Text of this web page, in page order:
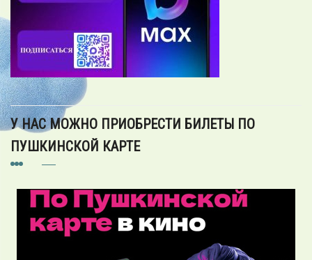
У НАС МОЖНО ПРИОБРЕСТИ БИЛЕТЫ ПО
ПУШКИНСКОЙ КАРТЕ